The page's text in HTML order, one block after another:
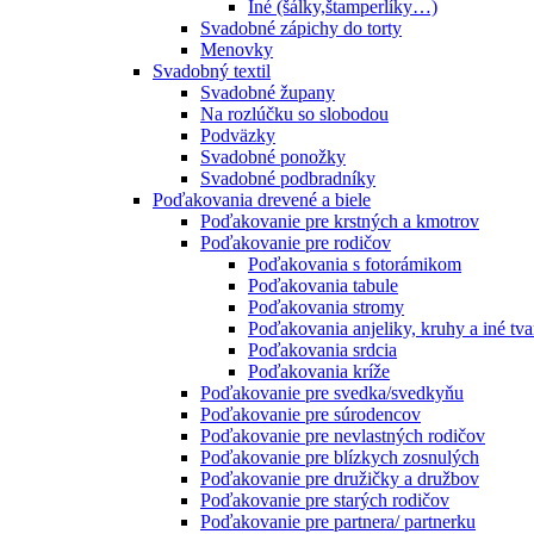
Iné (šálky,štamperlíky…)
Svadobné zápichy do torty
Menovky
Svadobný textil
Svadobné župany
Na rozlúčku so slobodou
Podväzky
Svadobné ponožky
Svadobné podbradníky
Poďakovania drevené a biele
Poďakovanie pre krstných a kmotrov
Poďakovanie pre rodičov
Poďakovania s fotorámikom
Poďakovania tabule
Poďakovania stromy
Poďakovania anjeliky, kruhy a iné
Poďakovania srdcia
Poďakovania kríže
Poďakovanie pre svedka/svedkyňu
Poďakovanie pre súrodencov
Poďakovanie pre nevlastných rodičov
Poďakovanie pre blízkych zosnulých
Poďakovanie pre družičky a družbov
Poďakovanie pre starých rodičov
Poďakovanie pre partnera/ partnerku